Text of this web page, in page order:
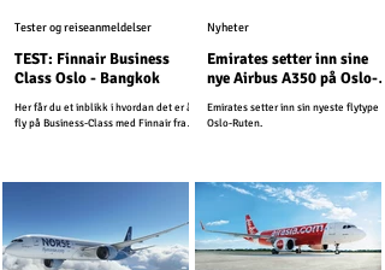
TEST: Finnair Business
Class Oslo - Bangkok
Her får du et inblikk i hvordan det er å
fly på Business-Class med Finnair fra
Tester og reiseanmeldelser
Emirates setter inn sine
nye Airbus A350 på Oslo-
Ruten
Emirates setter inn sin nyeste flytype
Oslo-Ruten.
Nyheter